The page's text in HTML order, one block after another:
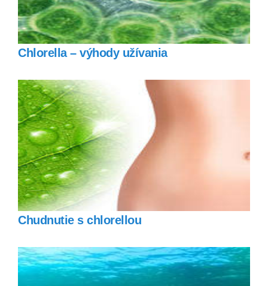
Chlorella – výhody užívania
Chudnutie s chlorellou